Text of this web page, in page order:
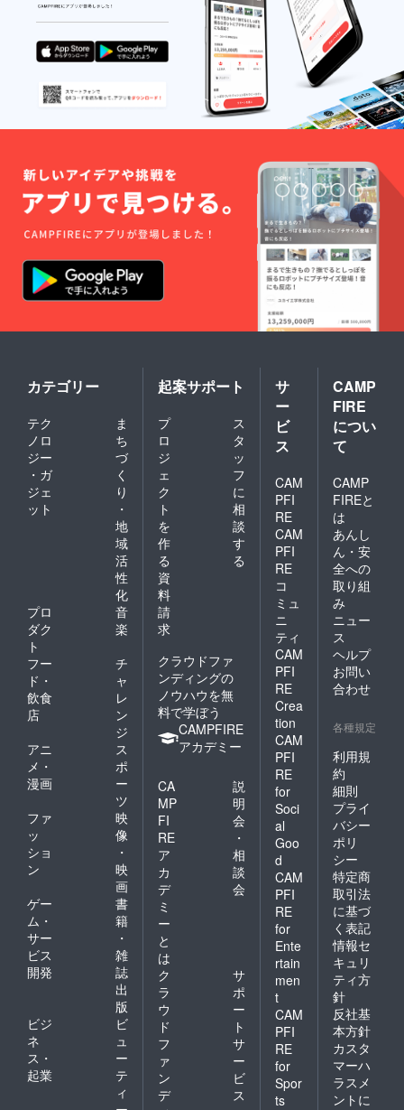
カテゴリー
テク
ノロ
ジー
・ガ
ジェ
ット
ま
ち
づ
く
り
・
地
域
活
性
化
プロ
ダク
ト
音
楽
フー
ド・
飲食
店
チ
ャ
レ
ン
ジ
アニ
メ・
漫画
ス
ポ
ー
ツ
ファ
ッ
ショ
ン
映
像
・
映
画
ゲー
ム・
サー
ビス
開発
書
籍
・
雑
誌
出
版
ビジ
ネ
ス・
起業
ビ
ュ
ー
テ
ィ
起案サポート
プ
ロ
ジ
ェ
ク
ト
を
作
る
ス
タ
ッ
フ
に
相
談
す
る
資
料
請
求
クラウドファ
ンディングの
ノウハウを無
料で学ぼう
CAMPFIRE
アカデミー
CA
MP
FI
RE
ア
カ
デ
ミ
ー
と
は
説
明
会
・
相
談
会
ク
ラ
ウ
ド
フ
ァ
ン
デ
サ
ポ
ー
ト
サ
ー
ビ
ス
サ
ー
ビ
ス
CAM
PFI
RE
CAM
PFI
RE
コ
ミュ
ニ
ティ
CAM
PFI
RE
Crea
tion
CAM
PFI
RE
for
Soci
al
Goo
d
CAM
PFI
RE
for
Ente
rtain
men
t
CAM
PFI
RE
for
Spor
ts
CAMP
FIRE
につい
て
CAMP
FIREと
は
あんし
ん・安
全への
取り組
み
ニュー
ス
ヘルプ
お問い
合わせ
各種規定
利用規
約
細則
プライ
バシー
ポリ
シー
特定商
取引法
に基づ
く表記
情報セ
キュリ
ティ方
針
反社基
本方針
カスタ
マーハ
ラスメ
ントに